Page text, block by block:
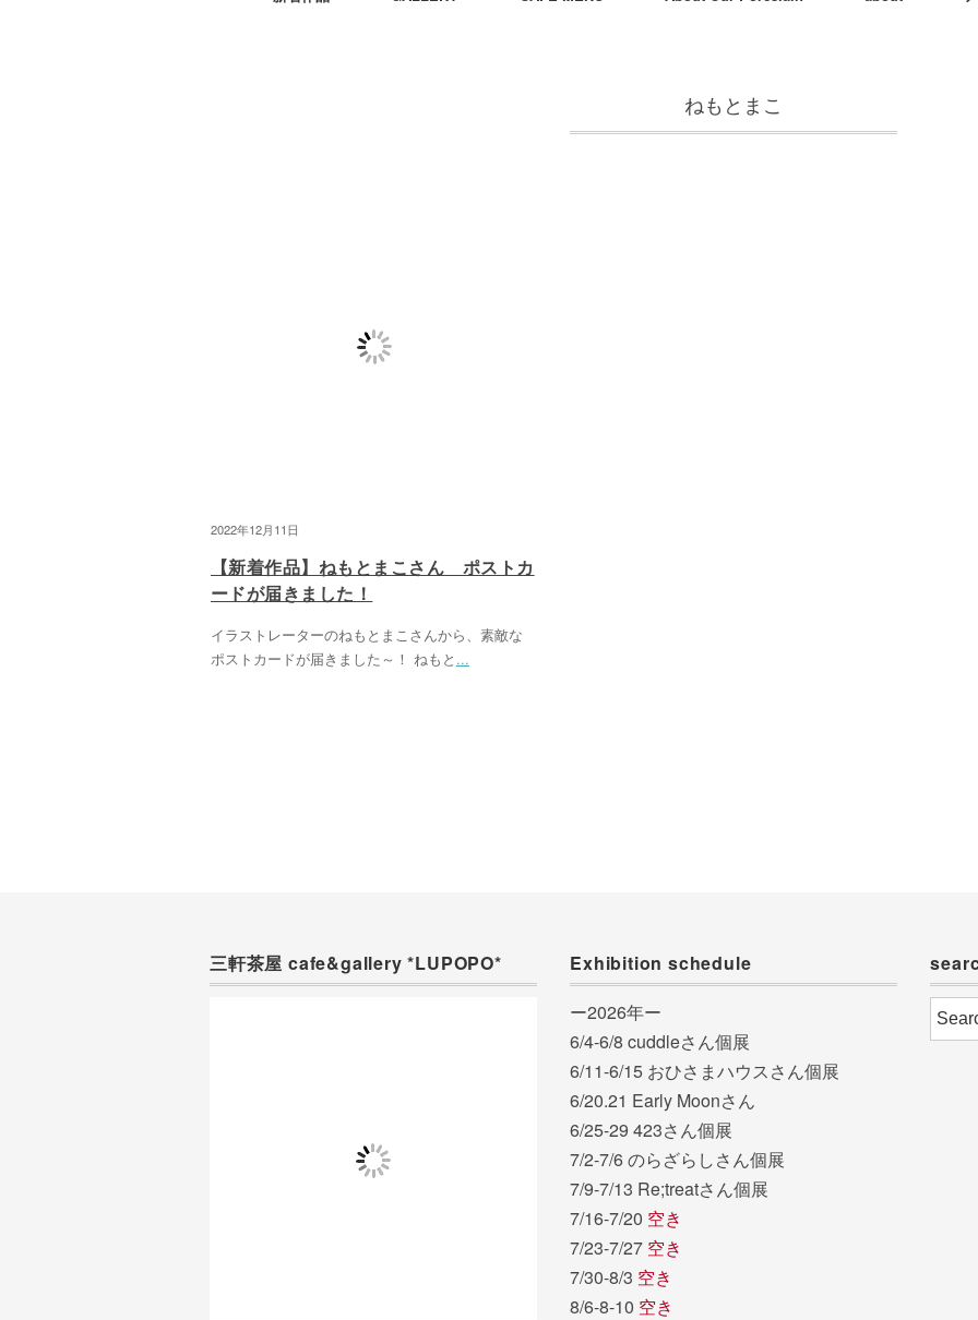
ねもとまこ
2022年12月11日
【新着作品】ねもとまこさん ポストカ
ードが届きました！
イラストレーターのねもとまこさんから、素敵な
ポストカードが届きました～！ ねもと ...
三軒茶屋 cafe&gallery *LUPOPO*
Exhibition schedule
ー2026年ー
6/4-6/8 cuddleさん個展
6/11-6/15 おひさまハウスさん個展
6/20.21 Early Moonさん
6/25-29 423さん個展
7/2-7/6 のらざらしさん個展
7/9-7/13 Re;treatさん個展
7/16-7/20 空き
7/23-7/27 空き
7/30-8/3 空き
8/6-8-10 空き